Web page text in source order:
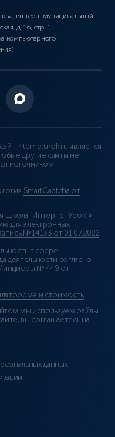
вн.тер.г. муниципальный
д. 16, стр. 1
компьютерного
interneturok.ru является
другие сайты не
источником
SmartCaptcha от
Школа “ИнтернетУрок”»
для электронных
№ 14133 от 01.07.2022
в сфере
деятельности согласно
№ 449 от
и стоимость.
мы используем файлы
вы соглашаетесь на
данных